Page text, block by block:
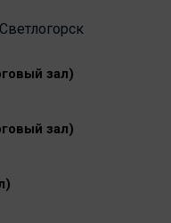
зал)
зал)